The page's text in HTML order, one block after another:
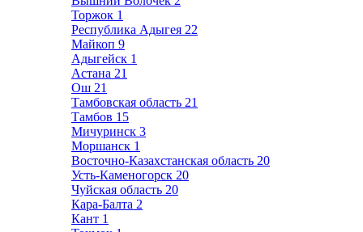
Торжок 1
Республика Адыгея 22
Майкоп 9
Адыгейск 1
Астана 21
Ош 21
Тамбовская область 21
Тамбов 15
Мичуринск 3
Моршанск 1
Восточно-Казахстанская область 20
Усть-Каменогорск 20
Чуйская область 20
Кара-Балта 2
Кант 1